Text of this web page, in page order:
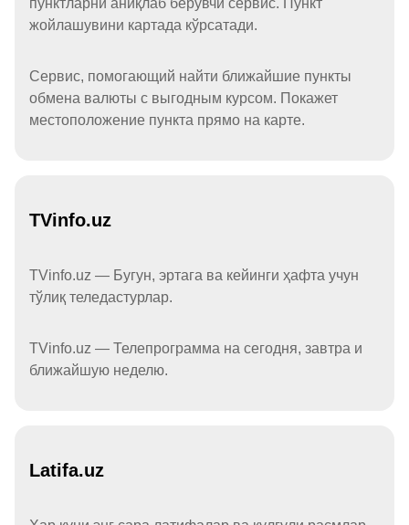
пунктларни аниқлаб берувчи сервис. Пункт
жойлашувини картада кўрсатади.
Сервис, помогающий найти ближайшие пункты
обмена валюты с выгодным курсом. Покажет
местоположение пункта прямо на карте.
TVinfo.uz
TVinfo.uz — Бугун, эртага ва кейинги ҳафта учун
тўлиқ теледастурлар.
TVinfo.uz — Телепрограмма на сегодня, завтра и
ближайшую неделю.
Latifa.uz